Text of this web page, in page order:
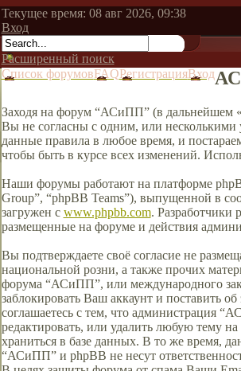
Текущее время: 08 авг 2026, 09:38
Вход
Расширенный поиск
Список форумовFAQРегистрацияВход
Заходя на форум “АСиПП” (в дальнейшем
Вы не согласны с одним, или
данные правила в любое время, и
чтобы быть в курсе всех изменений.
Наши форумы работают на платформе
Group”, “phpBB Teams”), выпущенной в
загружен с www.phpbb.com. Разработчики
размещенные на форуме и действия
Вы подтверждаете своё согласие не
национальной розни, а также прочих
форума “АСиПП”, или международного
заблокировать Ваш аккаунт и поставить
соглашаетесь с тем, что администрация
редактировать, или удалить любую тему
храниться в базе данных. В то же время,
“АСиПП” и phpBB не несут